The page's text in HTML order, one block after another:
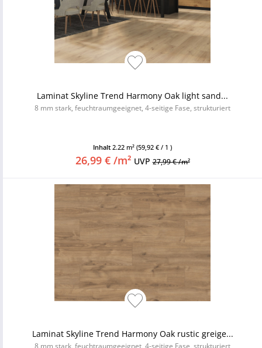
Laminat Skyline Trend Harmony Oak light sand...
8 mm stark, feuchtraumgeeignet, 4-seitige Fase, strukturiert
Inhalt 2.22 m² (59,92 € / 1 )
26,99 € /m² UVP27,99 € /m²
Laminat Skyline Trend Harmony Oak rustic greige...
8 mm stark, feuchtraumgeeignet, 4-seitige Fase, strukturiert